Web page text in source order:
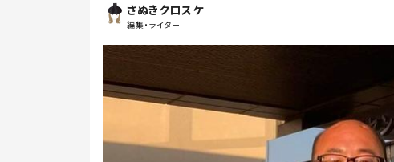
さぬきクロスケ
編集・ライター